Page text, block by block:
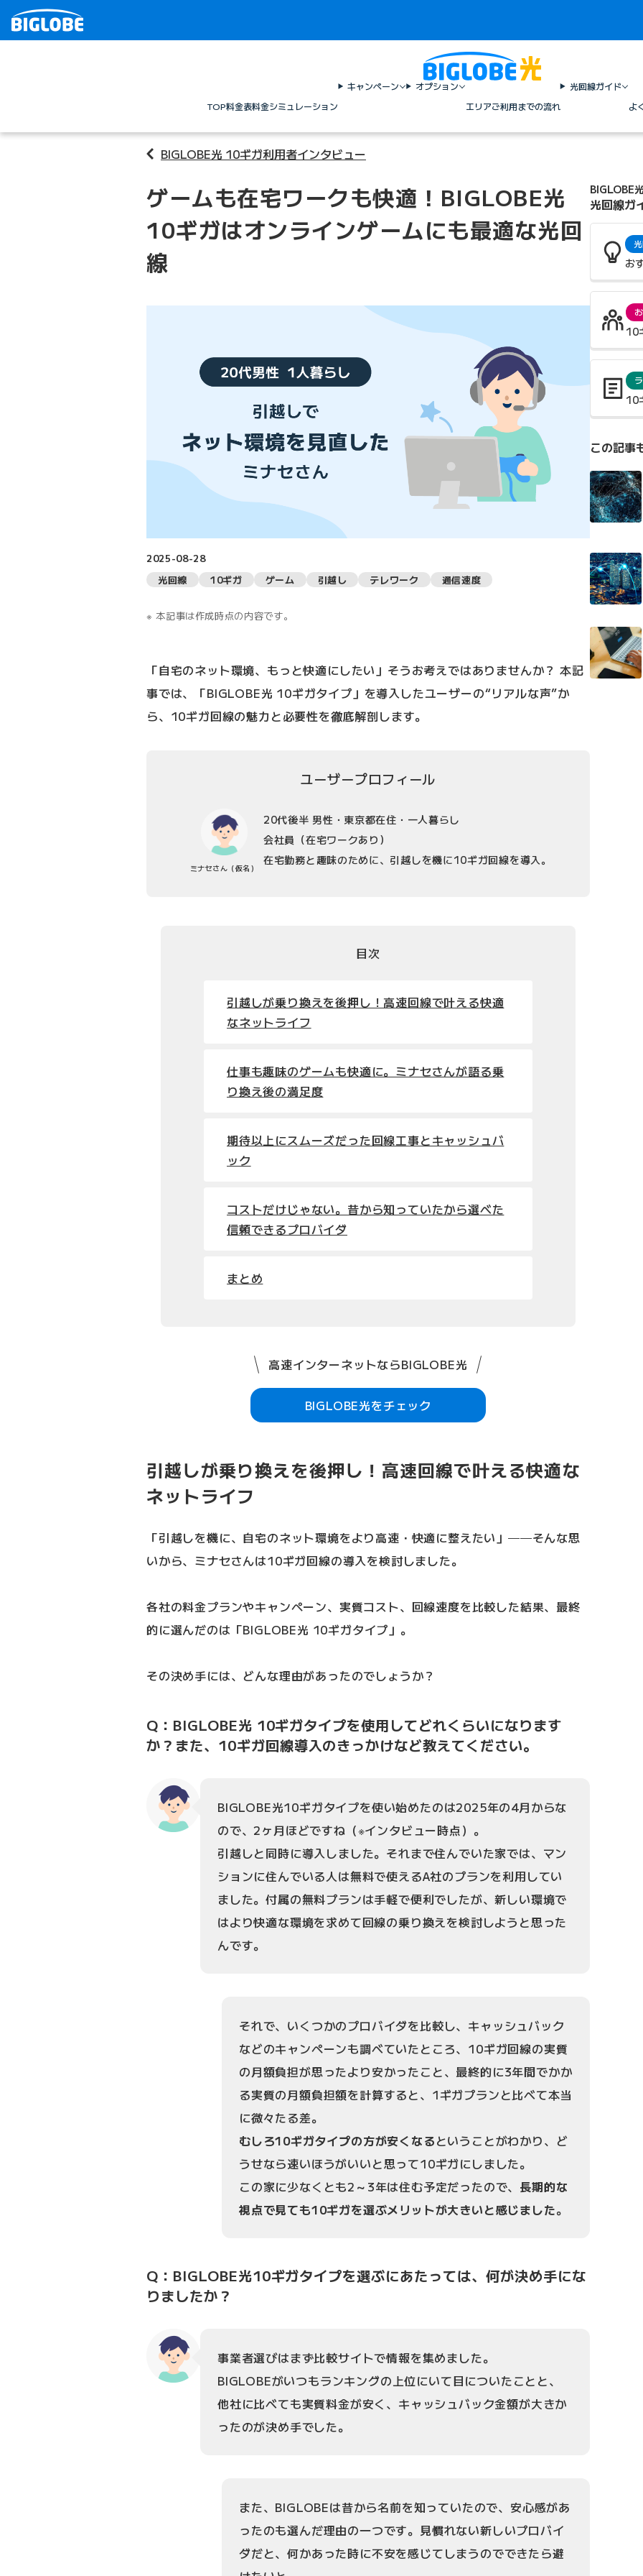
TOP料金表料金シミュレーション
キャンペーン
オプション
エリアご利用までの流れ
光回線ガイド
よ
BIGLOBE光 10ギガ利用者インタビュー
ゲームも在宅ワークも快適！BIGLOBE光
10ギガはオンラインゲームにも最適な光回
線
2025-08-28
光回線
10ギガ ゲーム 引越し テレワーク 通信速度
本記事は作成時点の内容です。
「自宅のネット環境、もっと快適にしたい」そうお考えではありませんか？ 本記
事では、「BIGLOBE光 10ギガタイプ」を導入したユーザーの“リアルな声”か
ら、10ギガ回線の魅力と必要性を徹底解剖します。
ユーザープロフィール
ミナセさん （仮名）
20代後半 男性・東京都在住・一人暮らし
会社員（在宅ワークあり）
在宅勤務と趣味のために、引越しを機に10ギガ回線を導入。
目次
引越しが乗り換えを後押し！高速回線で叶える快適
なネットライフ
仕事も趣味のゲームも快適に。ミナセさんが語る乗
り換え後の満足度
期待以上にスムーズだった回線工事とキャッシュバ
ック
コストだけじゃない。昔から知っていたから選べた
信頼できるプロバイダ
まとめ
高速インターネットならBIGLOBE光
BIGLOBE光をチェック
引越しが乗り換えを後押し！高速回線で叶える快適な
ネットライフ
「引越しを機に、自宅のネット環境をより高速・快適に整えたい」──そんな思
いから、ミナセさんは10ギガ回線の導入を検討しました。
各社の料金プランやキャンペーン、実質コスト、回線速度を比較した結果、最終
的に選んだのは「BIGLOBE光 10ギガタイプ」。
その決め手には、どんな理由があったのでしょうか？
Q：BIGLOBE光 10ギガタイプを使用してどれくらいになります
か？また、10ギガ回線導入のきっかけなど教えてください。
BIGLOBE光10ギガタイプを使い始めたのは2025年の4月からな
ので、2ヶ月ほどですね（※インタビュー時点）。
引越しと同時に導入しました。それまで住んでいた家では、マン
ションに住んでいる人は無料で使えるA社のプランを利用してい
ました。付属の無料プランは手軽で便利でしたが、新しい環境で
はより快適な環境を求めて回線の乗り換えを検討しようと思った
んです。
それで、いくつかのプロバイダを比較し、キャッシュバック
などのキャンペーンも調べていたところ、10ギガ回線の実質
の月額負担が思ったより安かったこと、最終的に3年間でかか
る実質の月額負担額を計算すると、1ギガプランと比べて本当
に微々たる差。
むしろ10ギガタイプの方が安くなるということがわかり、ど
うせなら速いほうがいいと思って10ギガにしました。
この家に少なくとも2～3年は住む予定だったので、 長期的な
視点で見ても10ギガを選ぶメリットが大きいと感じました。
Q：BIGLOBE光10ギガタイプを選ぶにあたっては、何が決め手にな
りましたか？
事業者選びはまず比較サイトで情報を集めました。
BIGLOBEがいつもランキングの上位にいて目についたことと、
他社に比べても実質料金が安く、キャッシュバック金額が大きか
ったのが決め手でした。
また、BIGLOBEは昔から名前を知っていたので、安心感があ
ったのも選んだ理由の一つです。見慣れない新しいプロバイ
ダだと、何かあった時に不安を感じてしまうのでできたら避
BIGLOBE光
光回線ガ
お
10
10
この記事